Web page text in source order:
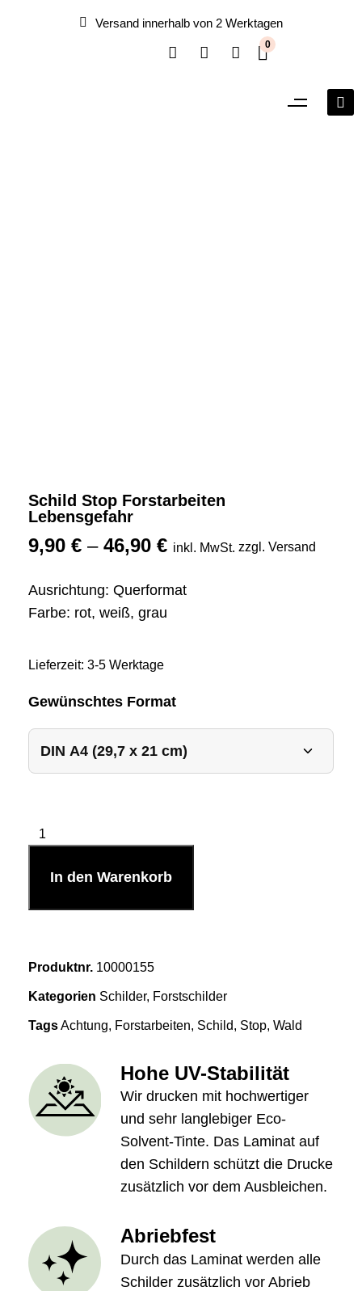
Versand innerhalb von 2 Werktagen
0
Schild Stop Forstarbeiten
Lebensgefahr
9,90 € – 46,90 € inkl. MwSt. zzgl. Versand
Ausrichtung: Querformat
Farbe: rot, weiß, grau
Lieferzeit: 3-5 Werktage
Gewünschtes Format
In den Warenkorb
Produktnr. 10000155
Kategorien Schilder, Forstschilder
TagsAchtung, Forstarbeiten, Schild, Stop, Wald
Hohe UV-Stabilität
Wir drucken mit hochwertiger
und sehr langlebiger Eco-
Solvent-Tinte. Das Laminat auf
den Schildern schützt die Drucke
zusätzlich vor dem Ausbleichen.
Abriebfest
Durch das Laminat werden alle
Schilder zusätzlich vor Abrieb